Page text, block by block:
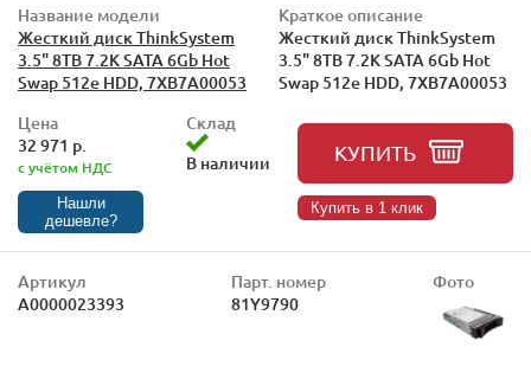
Название модели
Жесткий диск ThinkSystem
3.5" 8TB 7.2K SATA 6Gb Hot
Swap 512e HDD, 7XB7A00053
Краткое описание
Жесткий диск ThinkSystem
3.5" 8TB 7.2K SATA 6Gb Hot
Swap 512e HDD, 7XB7A00053
Цена
32 971 р.
с учётом НДС
Нашли
дешевле?
Склад
В наличии
КУПИТЬ
Купить в 1 клик
Артикул
А0000023393
Парт. номер
81Y9790
Фото